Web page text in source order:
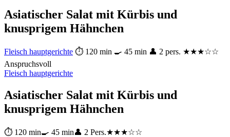
Asiatischer Salat mit Kürbis und
knusprigem Hähnchen
Fleisch hauptgerichte ⏱ 120 min 🍳 45 min 👤 2 pers. ★★★☆☆
Anspruchsvoll
Fleisch hauptgerichte
Asiatischer Salat mit Kürbis und
knusprigem Hähnchen
⏱ 120 min🍳 45 min👤 2 Pers.★★★☆☆